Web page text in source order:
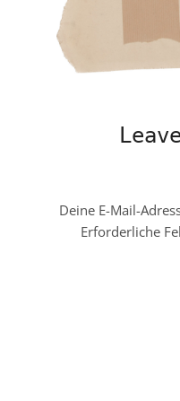
Deine E-Mail-
Erforderliche